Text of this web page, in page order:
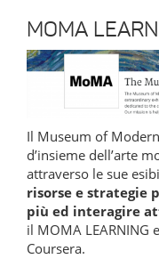
MOMA
Il Museum of
d’insieme dell’arte
attraverso le sue
risorse e strategie
più ed interagire
il MOMA LEARNING
Coursera.